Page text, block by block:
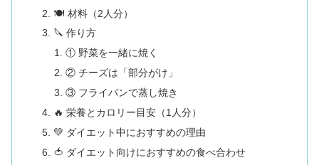
🍽 材料（2人分）
🔪 作り方
① 野菜を一緒に焼く
② チーズは「部分がけ」
③ フライパンで蒸し焼き
🔥 栄養とカロリー目安（1人分）
💚 ダイエット中におすすめの理由
🍅 ダイエット向けにおすすめの食べ合わせ